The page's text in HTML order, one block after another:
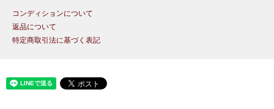
コンディションについて
返品について
特定商取引法に基づく表記